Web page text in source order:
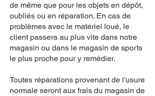
de même que pour les objets en dépôt,
oubliés ou en réparation. En cas de
problèmes avec le matériel loué, le
client passera au plus vite dans notre
magasin ou dans le magasin de sports
le plus proche pour y remédier.
Toutes réparations provenant de l'usure
normale seront aux frais du magasin de